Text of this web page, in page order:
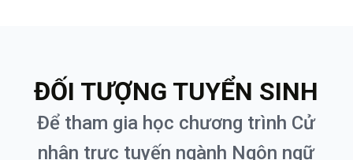
ĐỐI TƯỢNG TUYỂN SINH
Để tham gia học chương trình Cử
nhân trực tuyến ngành Ngôn ngữ